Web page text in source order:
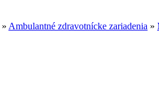
» Ambulantné zdravotnícke zariadenia »